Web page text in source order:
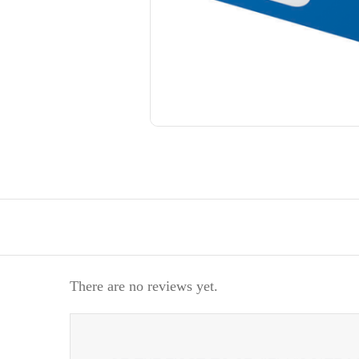
There are no reviews yet.